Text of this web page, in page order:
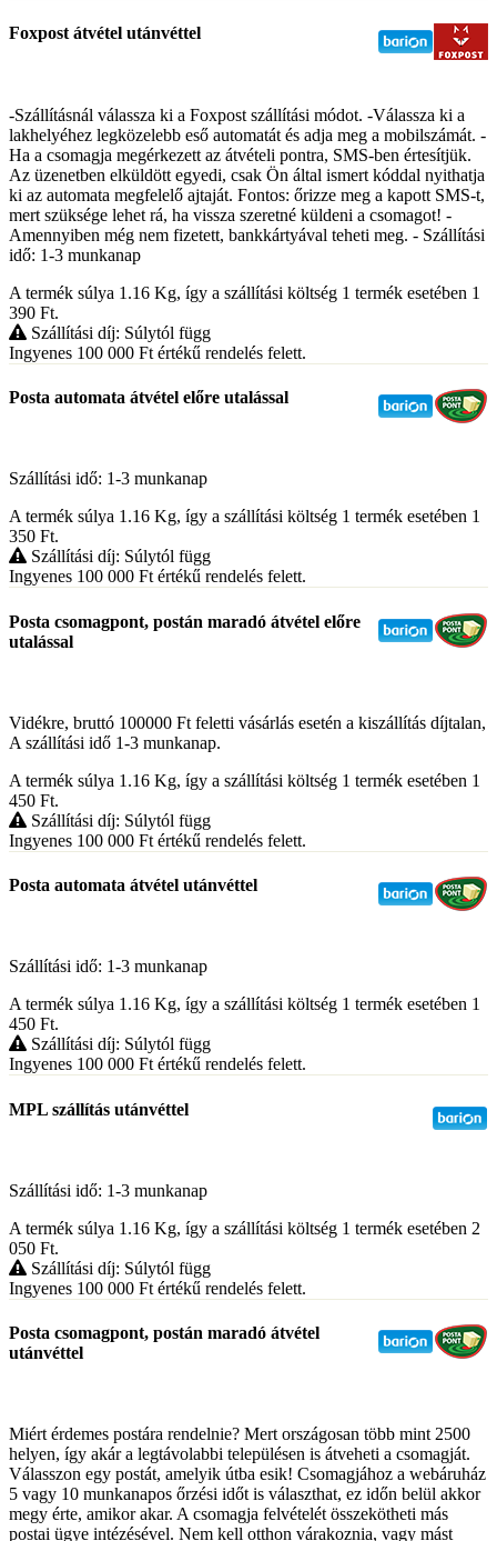
Foxpost átvétel utánvéttel
-Szállításnál válassza ki a Foxpost szállítási módot. -Válassza ki a
lakhelyéhez legközelebb eső automatát és adja meg a mobilszámát. -
Ha a csomagja megérkezett az átvételi pontra, SMS-ben értesítjük.
Az üzenetben elküldött egyedi, csak Ön által ismert kóddal nyithatja
ki az automata megfelelő ajtaját. Fontos: őrizze meg a kapott SMS-t,
mert szüksége lehet rá, ha vissza szeretné küldeni a csomagot! -
Amennyiben még nem fizetett, bankkártyával teheti meg. - Szállítási
idő: 1-3 munkanap
A termék súlya 1.16 Kg, így a szállítási költség 1 termék esetében 1
390 Ft.
Szállítási díj: Súlytól függ
Ingyenes 100 000 Ft értékű rendelés felett.
Posta automata átvétel előre utalással
Szállítási idő: 1-3 munkanap
A termék súlya 1.16 Kg, így a szállítási költség 1 termék esetében 1
350 Ft.
Szállítási díj: Súlytól függ
Ingyenes 100 000 Ft értékű rendelés felett.
Posta csomagpont, postán maradó átvétel előre
utalással
Vidékre, bruttó 100000 Ft feletti vásárlás esetén a kiszállítás díjtalan,
A szállítási idő 1-3 munkanap.
A termék súlya 1.16 Kg, így a szállítási költség 1 termék esetében 1
450 Ft.
Szállítási díj: Súlytól függ
Ingyenes 100 000 Ft értékű rendelés felett.
Posta automata átvétel utánvéttel
Szállítási idő: 1-3 munkanap
A termék súlya 1.16 Kg, így a szállítási költség 1 termék esetében 1
450 Ft.
Szállítási díj: Súlytól függ
Ingyenes 100 000 Ft értékű rendelés felett.
MPL szállítás utánvéttel
Szállítási idő: 1-3 munkanap
A termék súlya 1.16 Kg, így a szállítási költség 1 termék esetében 2
050 Ft.
Szállítási díj: Súlytól függ
Ingyenes 100 000 Ft értékű rendelés felett.
Posta csomagpont, postán maradó átvétel
utánvéttel
Miért érdemes postára rendelnie? Mert országosan több mint 2500
helyen, így akár a legtávolabbi településen is átveheti a csomagját.
Válasszon egy postát, amelyik útba esik! Csomagjához a webáruház
5 vagy 10 munkanapos őrzési időt is választhat, ez időn belül akkor
megy érte, amikor akar. A csomagja felvételét összekötheti más
postai ügye intézésével. Nem kell otthon várakoznia, vagy mást